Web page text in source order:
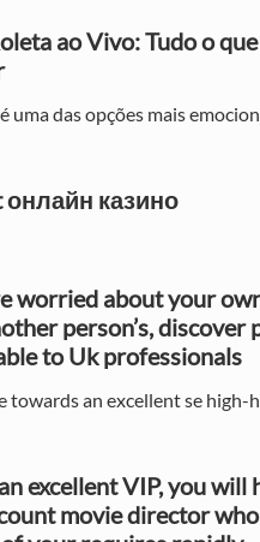
ao Vivo: Tudo o
uma das opções mais
онлайн казино
worried about your
person’s, discover
to Uk professionals
towards an excellent se high-
excellent VIP, you will
movie director